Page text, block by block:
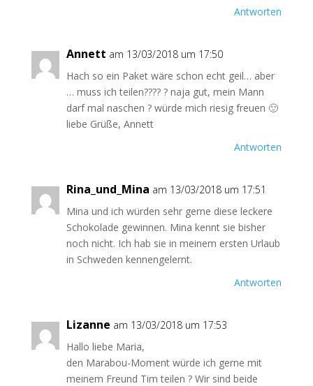
Antworten
Annett am 13/03/2018 um 17:50
Hach so ein Paket wäre schon echt geil… aber
… muss ich teilen???? ? naja gut, mein Mann
darf mal naschen ? würde mich riesig freuen 🙂
liebe Grüße, Annett
Antworten
Rina_und_Mina am 13/03/2018 um 17:51
Mina und ich würden sehr gerne diese leckere
Schokolade gewinnen. Mina kennt sie bisher
noch nicht. Ich hab sie in meinem ersten Urlaub
in Schweden kennengelernt.
Antworten
Lizanne am 13/03/2018 um 17:53
Hallo liebe Maria,
den Marabou-Moment würde ich gerne mit
meinem Freund Tim teilen ? Wir sind beide